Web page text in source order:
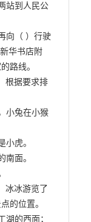
站到人民公
向（ ）行驶
华书店附
路线。
根据要求排
小兔在小猴
小虎。
南面。
冰冰游览了
的位置。
湖的西面；